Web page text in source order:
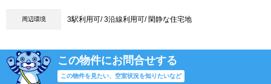
周辺環境 3駅利用可/ 3沿線利用可/ 閑静な住宅地
この物件にお問合せする
この物件を見たい、空室状況を知りたいなど